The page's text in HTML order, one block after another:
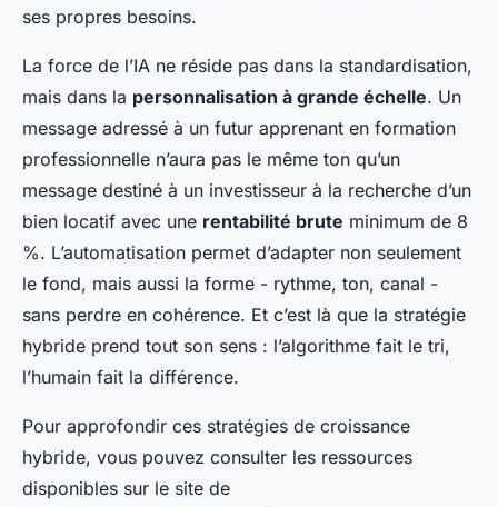
ses propres besoins.
La force de l’IA ne réside pas dans la standardisation,
mais dans la personnalisation à grande échelle. Un
message adressé à un futur apprenant en formation
professionnelle n’aura pas le même ton qu’un
message destiné à un investisseur à la recherche d’un
bien locatif avec une rentabilité brute minimum de 8
%. L’automatisation permet d’adapter non seulement
le fond, mais aussi la forme - rythme, ton, canal -
sans perdre en cohérence. Et c’est là que la stratégie
hybride prend tout son sens : l’algorithme fait le tri,
l’humain fait la différence.
Pour approfondir ces stratégies de croissance
hybride, vous pouvez consulter les ressources
disponibles sur le site de